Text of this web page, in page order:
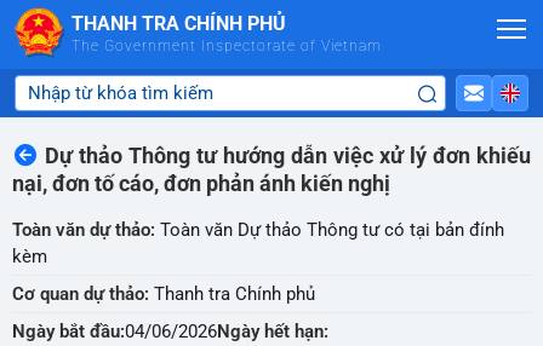
Skip to Main Content
THANH TRA CHÍNH PHỦ
The Government Inspectorate of Vietnam
Dự thảo Thông tư hướng dẫn việc xử lý đơn khiếu
nại, đơn tố cáo, đơn phản ánh kiến nghị
Toàn văn dự thảo: Toàn văn Dự thảo Thông tư có tại bản đính
kèm
Cơ quan dự thảo: Thanh tra Chính phủ
Ngày bắt đầu:04/06/2026Ngày hết hạn: